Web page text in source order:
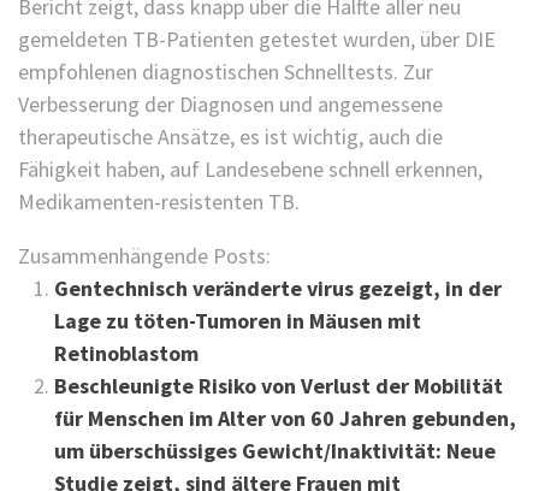
Bericht zeigt, dass knapp über die Hälfte aller neu
gemeldeten TB-Patienten getestet wurden, über DIE
empfohlenen diagnostischen Schnelltests. Zur
Verbesserung der Diagnosen und angemessene
therapeutische Ansätze, es ist wichtig, auch die
Fähigkeit haben, auf Landesebene schnell erkennen,
Medikamenten-resistenten TB.
Zusammenhängende Posts:
Gentechnisch veränderte virus gezeigt, in der
Lage zu töten-Tumoren in Mäusen mit
Retinoblastom
Beschleunigte Risiko von Verlust der Mobilität
für Menschen im Alter von 60 Jahren gebunden,
um überschüssiges Gewicht/Inaktivität: Neue
Studie zeigt, sind ältere Frauen mit